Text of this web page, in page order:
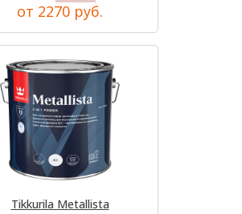
от 2270 руб.
Tikkurila Metallista